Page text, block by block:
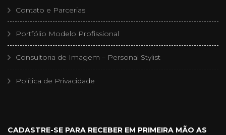
Contato e Parcerias
Portfólio Modelo Profissional
Consultoria de Imagem – Personal Stylist
Política de Privacidade
CADASTRE-SE PARA RECEBER EM PRIMEIRA MÃO AS